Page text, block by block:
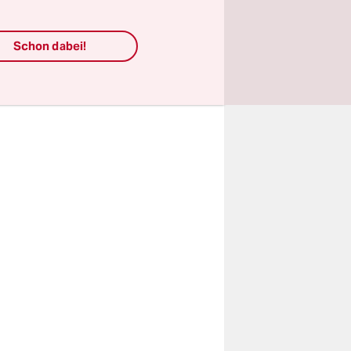
dazu
Schon dabei!